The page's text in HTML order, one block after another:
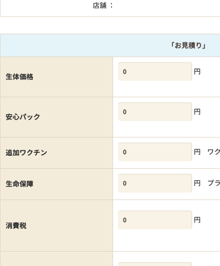
店舗 ：
「お見積り」
生体価格
円
安心パック
円
追加ワクチン 円 ワ
生命保障 円 プ
消費税
円